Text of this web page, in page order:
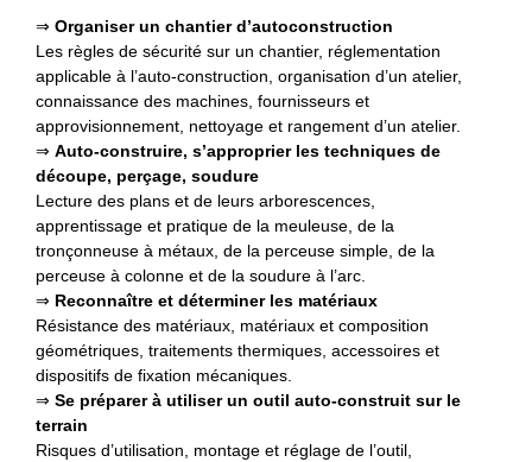
⇒ Organiser un chantier d’autoconstruction
Les règles de sécurité sur un chantier, réglementation
applicable à l’auto-construction, organisation d’un atelier,
connaissance des machines, fournisseurs et
approvisionnement, nettoyage et rangement d’un atelier.
⇒ Auto-construire, s’approprier les techniques de
découpe, perçage, soudure
Lecture des plans et de leurs arborescences,
apprentissage et pratique de la meuleuse, de la
tronçonneuse à métaux, de la perceuse simple, de la
perceuse à colonne et de la soudure à l’arc.
⇒ Reconnaître et déterminer les matériaux
Résistance des matériaux, matériaux et composition
géométriques, traitements thermiques, accessoires et
dispositifs de fixation mécaniques.
⇒ Se préparer à utiliserun outil auto-construit sur le
terrain
Risques d’utilisation, montage et réglage de l’outil,